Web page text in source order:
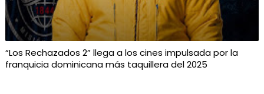
“Los Rechazados 2” llega a los cines impulsada por la
franquicia dominicana más taquillera del 2025